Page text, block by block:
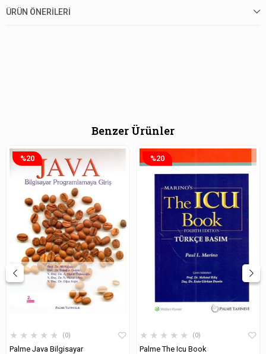
ÜRÜN ÖNERILERI
Benzer Ürünler
★ ★ ★ ★ ★ 0
Palme Java Bilgisayar
%20
★ ★ ★ ★ ★ 0
Palme The Icu Book
%20